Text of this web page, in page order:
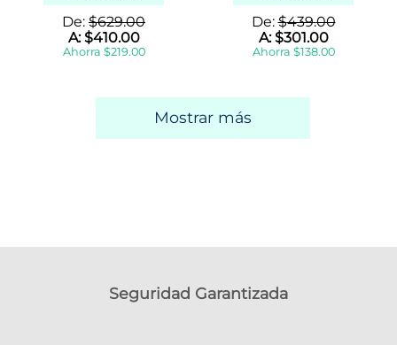
De: $629.00
A:$410.00
Ahorra $219.00
De:$439.00
A:$301.00
Ahorra $138.00
Mostrar más
Seguridad Garantizada